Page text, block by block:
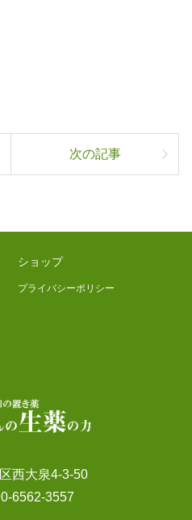
次の記事
ショップ
プライバシーポリシー
西大泉4-3-50
6562-3557